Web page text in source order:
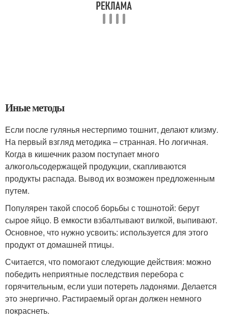
Иные методы
Если после гулянья нестерпимо тошнит, делают клизму.
На первый взгляд методика – странная. Но логичная.
Когда в кишечник разом поступает много
алкогольсодержащей продукции, скапливаются
продукты распада. Вывод их возможен предложенным
путем.
Популярен такой способ борьбы с тошнотой: берут
сырое яйцо. В емкости взбалтывают вилкой, выпивают.
Основное, что нужно усвоить: используется для этого
продукт от домашней птицы.
Считается, что помогают следующие действия: можно
победить неприятные последствия перебора с
горячительным, если уши потереть ладонями. Делается
это энергично. Растираемый орган должен немного
покраснеть.